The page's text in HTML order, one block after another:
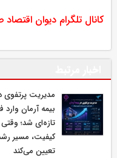
کانال تلگرام دیوان اقتصاد
مدیریت پرتفوی
بیمه آرمان وارد
تازه‌ای شد؛ وقتی
کیفیت، مسیر
تعیین می‌کند